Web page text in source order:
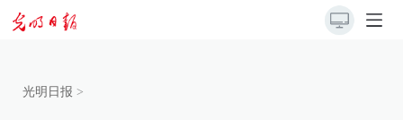
光明日报 >